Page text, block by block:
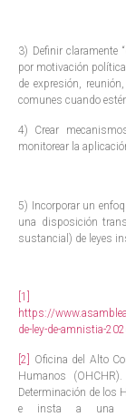
3) Definir claramente
por motivación
de expresión,
comunes cuando
4) Crear
monitorear la
5) Incorporar un
una disposición
sustancial) de leyes
[1]
https://
de-ley-de-amnistia-
[2]
Oficina del Alto
Humanos
Determinación de los
e insta a una